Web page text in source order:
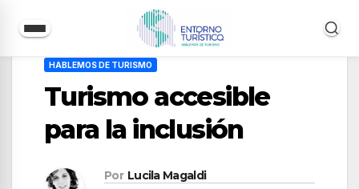
HABLEMOS DE TURISMO
Turismo accesible
para la inclusión
Por Lucila Magaldi